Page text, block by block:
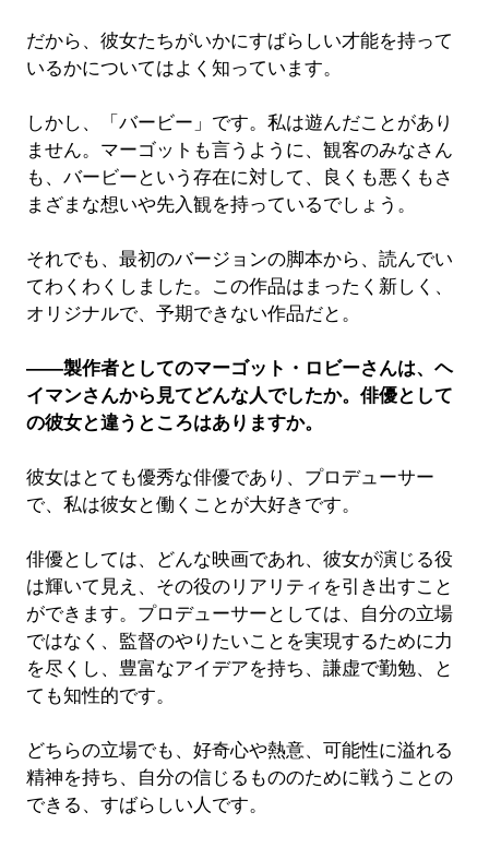
だから、彼女たちがいかにすばらしい才能を持って
いるかについてはよく知っています。
しかし、「バービー」です。私は遊んだことがあり
ません。マーゴットも言うように、観客のみなさん
も、バービーという存在に対して、良くも悪くもさ
まざまな想いや先入観を持っているでしょう。
それでも、最初のバージョンの脚本から、読んでい
てわくわくしました。この作品はまったく新しく、
オリジナルで、予期できない作品だと。
――製作者としてのマーゴット・ロビーさんは、ヘ
イマンさんから見てどんな人でしたか。俳優として
の彼女と違うところはありますか。
彼女はとても優秀な俳優であり、プロデューサー
で、私は彼女と働くことが大好きです。
俳優としては、どんな映画であれ、彼女が演じる役
は輝いて見え、その役のリアリティを引き出すこと
ができます。プロデューサーとしては、自分の立場
ではなく、監督のやりたいことを実現するために力
を尽くし、豊富なアイデアを持ち、謙虚で勤勉、と
ても知性的です。
どちらの立場でも、好奇心や熱意、可能性に溢れる
精神を持ち、自分の信じるもののために戦うことの
できる、すばらしい人です。